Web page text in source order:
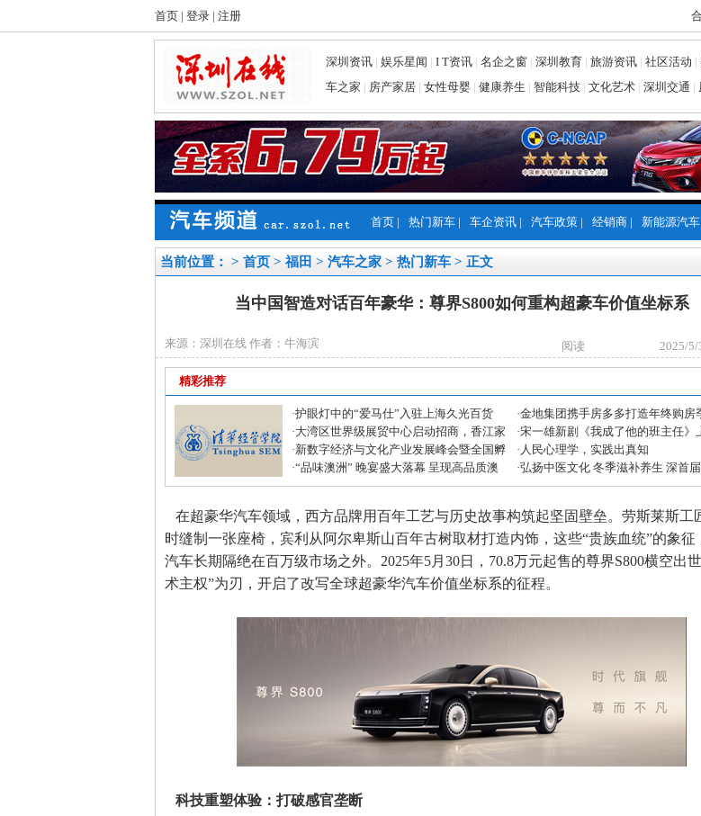
首页 | 登录 | 注册
深圳资讯 | 娱乐星闻 | I T资讯 | 名企之窗 | 深圳教育 | 旅游资讯 | 社区活动 |
车之家 | 房产家居 | 女性母婴 | 健康养生 | 智能科技 | 文化艺术 | 深圳交通 |
首页 | 热门新车 | 车企资讯 | 汽车政策 | 经销商 | 新能源汽车
当前位置： > 首页 >福田 > 汽车之家 > 热门新车 > 正文
当中国智造对话百年豪华：尊界S800如何重构超豪车价值坐标系
阅读 2025/5/
来源：深圳在线 作者：牛海滨
精彩推荐
·护眼灯中的“爱马仕”入驻上海久光百货 ·金地集团携手房多多打造年终购房
磅优惠助力美好生活
·大湾区世界级展贸中心启动招商，香江家
居打造建材家居业“东方米兰展”
·宋一雄新剧《我成了他的班主任》
生逆袭
·新数字经济与文化产业发展峰会暨全国孵
化中心年度盛典圆满收官
· 人民心理学，实践出真知
·“品味澳洲” 晚宴盛大落幕 呈现高品质澳
式美味
·弘扬中医文化 冬季滋补养生 深首
滋补节掀起鹏城养生潮
在超豪华汽车领域，西方品牌用百年工艺与历史故事构筑起坚固壁垒。劳斯莱斯工
时缝制一张座椅，宾利从阿尔卑斯山百年古树取材打造内饰，这些“贵族血统”的象征
汽车长期隔绝在百万级市场之外。2025年5月30日，70.8万元起售的尊界S800横空出
术主权”为刃，开启了改写全球超豪华汽车价值坐标系的征程。
科技重塑体验：打破感官垄断